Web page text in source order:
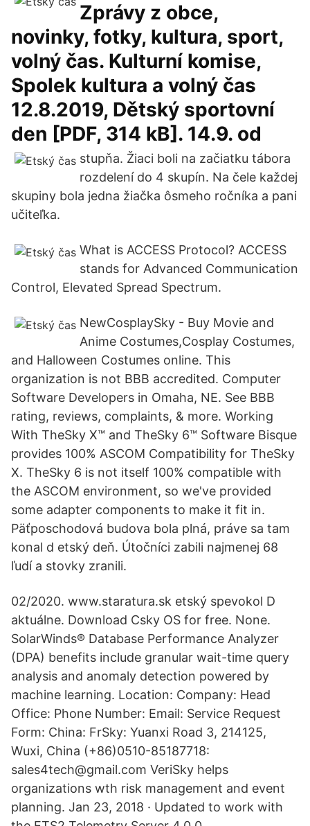
Zprávy z obce,
novinky, fotky, kultura, sport,
volný čas. Kulturní komise,
Spolek kultura a volný čas
12.8.2019, Dětský sportovní
den [PDF, 314 kB]. 14.9. od
stupňa. Žiaci boli na začiatku tábora
rozdelení do 4 skupín. Na čele každej
skupiny bola jedna žiačka ôsmeho ročníka a pani
učiteľka.
What is ACCESS Protocol? ACCESS
stands for Advanced Communication
Control, Elevated Spread Spectrum.
NewCosplaySky - Buy Movie and
Anime Costumes,Cosplay Costumes,
and Halloween Costumes online. This
organization is not BBB accredited. Computer
Software Developers in Omaha, NE. See BBB
rating, reviews, complaints, & more. Working
With TheSky X™ and TheSky 6™ Software Bisque
provides 100% ASCOM Compatibility for TheSky
X. TheSky 6 is not itself 100% compatible with
the ASCOM environment, so we've provided
some adapter components to make it fit in.
Päťposchodová budova bola plná, práve sa tam
konal d etský deň. Útočníci zabili najmenej 68
ľudí a stovky zranili.
02/2020. www.staratura.sk etský spevokol D
aktuálne. Download Csky OS for free. None.
SolarWinds® Database Performance Analyzer
(DPA) benefits include granular wait-time query
analysis and anomaly detection powered by
machine learning. Location: Company: Head
Office: Phone Number: Email: Service Request
Form: China: FrSky: Yuanxi Road 3, 214125,
Wuxi, China (+86)0510-85187718:
sales4tech@gmail.com VeriSky helps
organizations wth risk management and event
planning. Jan 23, 2018 · Updated to work with